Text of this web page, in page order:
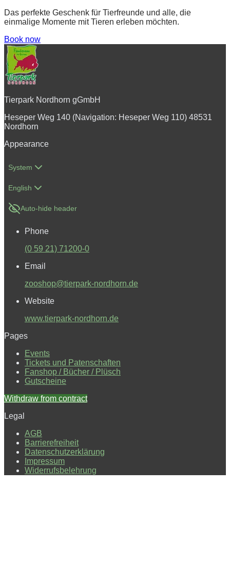
Das perfekte Geschenk für Tierfreunde und alle, die
einmalige Momente mit Tieren erleben möchten.
Book now
Tierpark Nordhorn gGmbH
Heseper Weg 140 (Navigation: Heseper Weg 110) 48531
Nordhorn
Appearance
System
English
Auto-hide header
Phone
(0 59 21) 71200-0
Email
zooshop@tierpark-nordhorn.de
Website
www.tierpark-nordhorn.de
Pages
Events
Tickets und Patenschaften
Fanshop / Bücher / Plüsch
Gutscheine
Withdraw from contract
Legal
AGB
Barrierefreiheit
Datenschutzerklärung
Impressum
Widerrufsbelehrung